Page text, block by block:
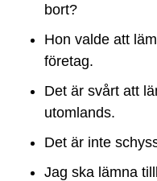
bort?
Hon valde att
företag.
Det är svårt att
utomlands.
Det är inte
Jag ska lämna